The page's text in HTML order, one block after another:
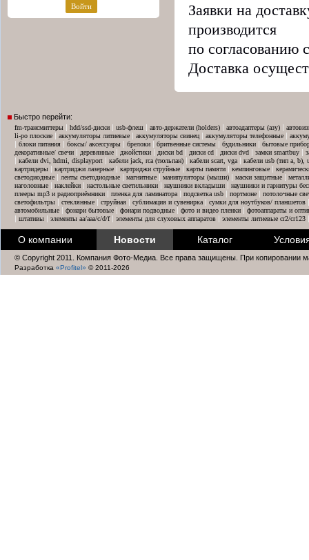
Заявки на
производится
по согласованию
Доставка
Быстро перейти:
fm-трансмиттеры | hdd/ssd-диски | usb-флеш | авто-держатели (holders) | автоадаптеры (азу) |
li-po плоские | аккумуляторы литиевые | аккумуляторы свинец | аккумуляторы телефонные |
| блоки питания | боксы/ аксессуары | брелоки | бритвенные системы | будильники | бытовые
декоративные/ свечи | деревянные | джойстики | диски bd | диски cd | диски dvd | замки smartbuy |
| кабели dvi, hdmi, displayport | кабели jack, rca (тюльпан) | кабели scart, vga | кабели usb (тип a, b),
картридеры | картриджи лазерные | картриджи струйные | карты памяти | кемпинговые |
светодиодные | ленты светодиодные | магнитные | манипуляторы (мыши) | маски защитные |
наголовные | наклейки | настольные светильники | наушники вкладыши | наушники и гарнитуры
плееры mp3 и радиоприёмники | пленка для ламинатора | подсветка usb | портмоне | потолочные
светофильтры | стеклянные | струйная | сублимация и сувенирка | сумки для ноутбуков/ планшетов
автомобильные | фонари бытовые | фонари подводные | фото и видео пленки | фотоаппараты и
| штативы | элементы aa/aaa/c/d/f| элементы для слуховых аппаратов | элементы литиевые cr2/cr123
О компании Новости Каталог
© Copyright 2011. Компания Фото-Медиа. Все права защищены. При копировании
Разработка «Profitel» © 2011-2026